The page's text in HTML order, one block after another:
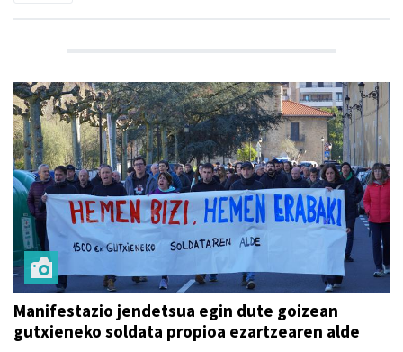
Manifestazio jendetsua egin dute goizean
gutxieneko soldata propioa ezartzearen alde